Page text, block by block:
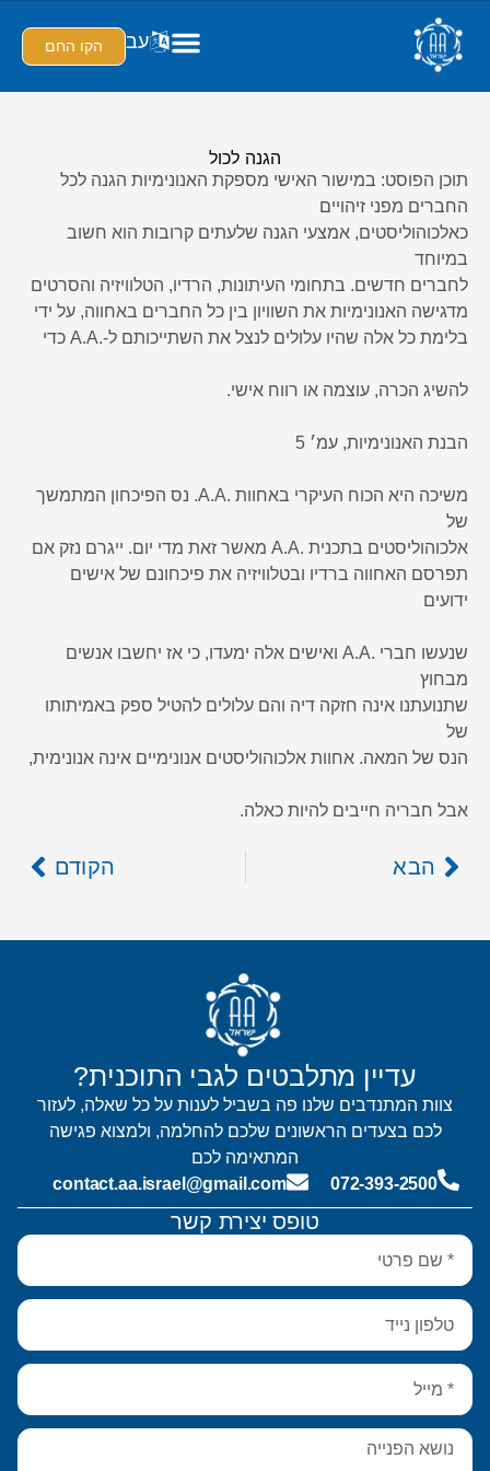
הקו החם עב
הגנה לכול
תוכן הפוסט: במישור האישי מספקת האנונימיות הגנה לכל
החברים מפני זיהויים
כאלכוהוליסטים, אמצעי הגנה שלעתים קרובות הוא חשוב
במיוחד
לחברים חדשים. בתחומי העיתונות, הרדיו, הטלוויזיה והסרטים
מדגישה האנונימיות את השוויון בין כל החברים באחווה, על ידי
בלימת כל אלה שהיו עלולים לנצל את השתייכותם ל-.A.A כדי
להשיג הכרה, עוצמה או רווח אישי.
הבנת האנונימיות, עמ׳ 5
משיכה היא הכוח העיקרי באחוות .A.A. נס הפיכחון המתמשך
של
אלכוהוליסטים בתכנית .A.A מאשר זאת מדי יום. ייגרם נזק אם
תפרסם האחווה ברדיו ובטלוויזיה את פיכחונם של אישים
ידועים
שנעשו חברי .A.A ואישים אלה ימעדו, כי אז יחשבו אנשים
מבחוץ
שתנועתנו אינה חזקה דיה והם עלולים להטיל ספק באמיתותו
של
הנס של המאה. אחוות אלכוהוליסטים אנונימיים אינה אנונימית,
אבל חבריה חייבים להיות כאלה.
הבא הקודם
טופס יצירת קשר
עדיין מתלבטים לגבי התוכנית?
צוות המתנדבים שלנו פה בשביל לענות על כל שאלה, לעזור
לכם בצעדים הראשונים שלכם להחלמה, ולמצוא פגישה
המתאימה לכם
072-393-2500
contact.aa.israel@gmail.com